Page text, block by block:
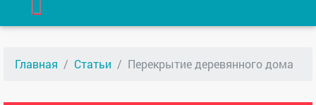
Главная Статьи Перекрытие деревянного дома